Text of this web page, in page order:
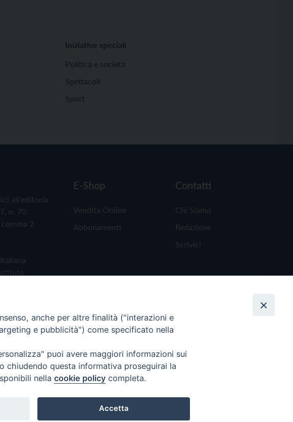
Iniziative speciali
Politica e società
Spettacoli
Sport
all'editoria
n. 70.
2
E-Shop
Vendita Online
Abbonamenti
Contatti
Chi Siamo
Redazione
Scrivici
anche per altre finalità ("interazioni e
e pubblicità") come specificato nella
puoi avere maggiori informazioni sui
chiudendo questa informativa proseguirai la
nella cookie policy completa.
Accetta